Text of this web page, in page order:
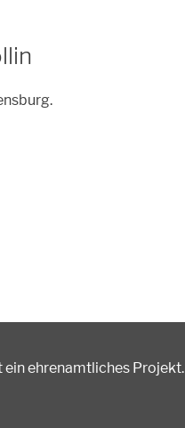
ein ehrenamtliches Projekt.